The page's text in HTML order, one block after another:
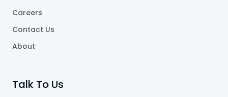
Careers
Contact Us
About
Talk To Us